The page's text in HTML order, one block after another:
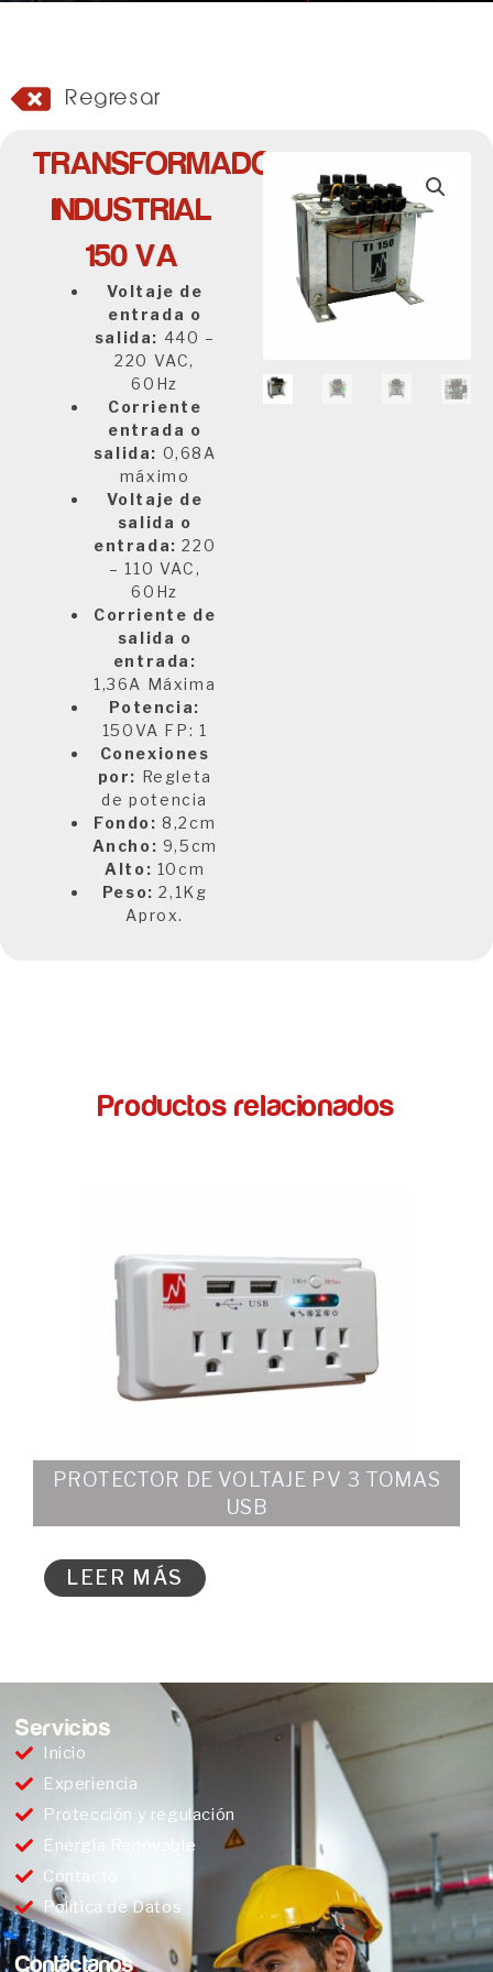
Regresar
TRANSFORMADOR
INDUSTRIAL
150 VA
Voltaje de
entrada o
salida: 440 –
220 VAC,
60Hz
Corriente
entrada o
salida: 0,68A
máximo
Voltaje de
salida o
entrada: 220
– 110 VAC,
60Hz
Corriente de
salida o
entrada:
1,36A Máxima
Potencia:
150VA FP: 1
Conexiones
por: Regleta
de potencia
Fondo: 8,2cm
Ancho: 9,5cm
Alto: 10cm
Peso: 2,1Kg
Aprox.
Productos relacionados
PROTECTOR DE VOLTAJE PV 3 TOMAS
USB
LEER MÁS
Servicios
Inicio
Experiencia
Protección y regulación
Energía Renovable
Contacto
Política de Datos
Contáctanos